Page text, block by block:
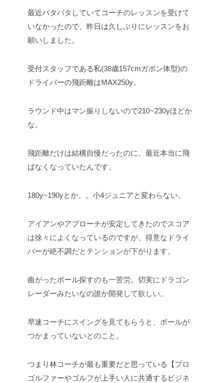
最近バタバタしていてコーチのレッスンを受けて
いなかったので、昨日は久しぶりにレッスンをお
願いしました。
受付スタッフである私(38歳157cmガボン体型)の
ドライバーの飛距離はMAX250y。
ラウンド中はマン振りしないので210~230yほどか
な。
飛距離だけは結構自慢だったのに、最近本当に飛
ばなくなっていたんです。
180y~190yとか。。小4ジュニアと変わらない。
アイアンやアプローチが安定してきたのでスコア
は徐々によくなっているのですが、得意なドライ
バーが絶不調だとテンションが下がります。
曲がったボール探すのも一苦労。切実にドラゴン
レーダーみたいなの誰か開発して欲しい。
早速コーチにスイングを見てもらうと、ボールが
つかまっていないとのこと。
つまり林コーチが最も重要だと思っている【プロ
ゴルファーやゴルフが上手い人に共通するビジネ